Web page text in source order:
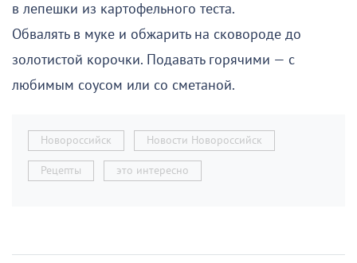
в лепешки из картофельного теста.
Обвалять в муке и обжарить на сковороде до
золотистой корочки. Подавать горячими — с
любимым соусом или со сметаной.
Новороссийск Новости Новороссийск
Рецепты это интересно